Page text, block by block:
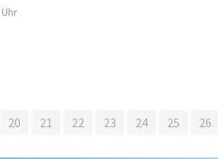
Uhr
20 21 22 23 24 25 26